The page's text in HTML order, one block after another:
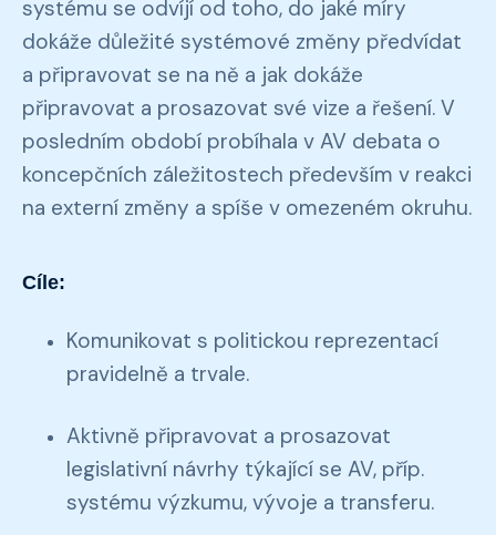
systému se odvíjí od toho, do jaké míry
dokáže důležité systémové změny předvídat
a připravovat se na ně a jak dokáže
připravovat a prosazovat své vize a řešení. V
posledním období probíhala v AV debata o
koncepčních záležitostech především v reakci
na externí změny a spíše v omezeném okruhu.
Cíle:
Komunikovat s politickou reprezentací
pravidelně a trvale.
Aktivně připravovat a prosazovat
legislativní návrhy týkající se AV, příp.
systému výzkumu, vývoje a transferu.